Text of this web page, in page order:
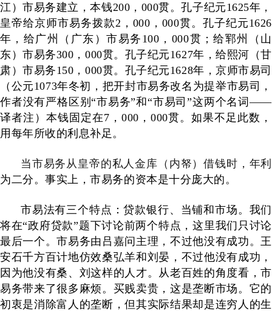
江）市易务建立，本钱200 ， 000贯。孔子纪元1625年，
皇帝给京师市易务拨款2 ， 000 ， 000贯。孔子纪元1626
年，给广州（广东）市易务 100 ， 000贯；给郓州（山
东）市易务300 ， 000贯。孔子纪元1627年，给熙河（甘
肃）市易务150 ， 000贯。孔子纪元1628年，京师市易司
（公元1073年冬初，把开封市易务改名为提举市易司，
作者没有严格区别“市易务”和“市易司”这两个名词——
译者注）本钱固定在7 ，000 ，000贯。如果不足此数，
用每年所收的利息补足。
当市易务从皇帝的私人金库（内帑）借钱时，年利
为二分。事实上，市易务的资本是十分庞大的。
市易法有三个特点：贷款银行、当铺和市场。我们
将在“政府贷款”题下讨论前两个特点，这里我们只讨论
最后一个。市易务由吕嘉问主理，不过他没有成功。王
安石千方百计地仿效桑弘羊和刘晏，不过他没有成功，
因为他没有桑、刘这样的人才。从老百姓的角度看，市
易务带来了很多麻烦。买贱卖贵，这是垄断市场。它的
初衷是消除富人的垄断，但其实际结果却是连穷人的生